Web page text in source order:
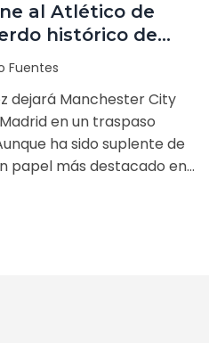
al Atlético de
histórico de
Fuentes
dejará Manchester City
en un traspaso
ha sido suplente de
papel más destacado en
incluye €75 millones
adicional.